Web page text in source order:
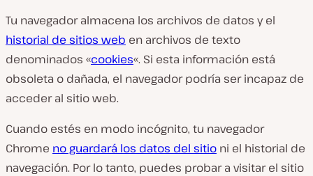
Tu navegador almacena los archivos de datos y el
historial de sitios web en archivos de texto
denominados «cookies«. Si esta información está
obsoleta o dañada, el navegador podría ser incapaz de
acceder al sitio web.
Cuando estés en modo incógnito, tu navegador
Chrome no guardará los datos del sitio ni el historial de
navegación. Por lo tanto, puedes probar a visitar el sitio